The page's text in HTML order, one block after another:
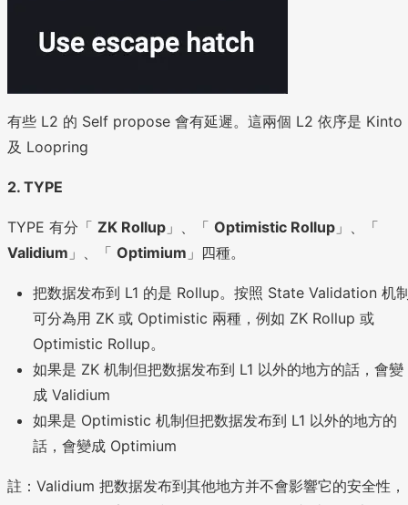
有些 L2 的 Self propose 會有延遲。這兩個 L2 依序是 Kinto
及 Loopring
2. TYPE
TYPE 有分「 ZK Rollup 」、「 Optimistic Rollup 」、「
Validium 」、「 Optimium 」四種。
把数据发布到 L1 的是 Rollup。按照 State Validation 机
可分為用 ZK 或 Optimistic 兩種，例如 ZK Rollup 或
Optimistic Rollup。
如果是 ZK 机制但把数据发布到 L1 以外的地方的話，會變
成 Validium
如果是 Optimistic 机制但把数据发布到 L1 以外的地方的
話，會變成 Optimium
註：Validium 把数据发布到其他地方并不會影響它的安全性，